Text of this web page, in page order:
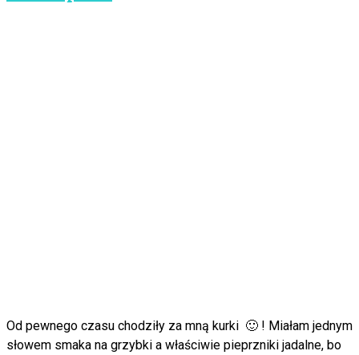
Od pewnego czasu chodziły za mną kurki 🙂 ! Miałam jednym
słowem smaka na grzybki a właściwie pieprzniki jadalne, bo